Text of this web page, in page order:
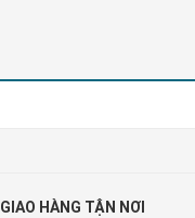
GIAO HÀNG TẬN NƠI